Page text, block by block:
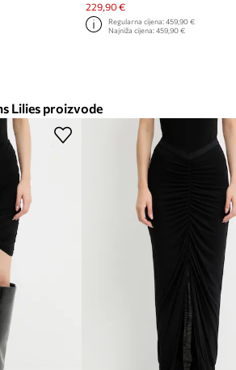
229,90 €
Regularna cijena:459,90 €
Najniža cijena:459,90 €
Lilies proizvode